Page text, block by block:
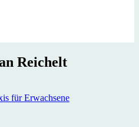
Reichelt
für Erwachsene